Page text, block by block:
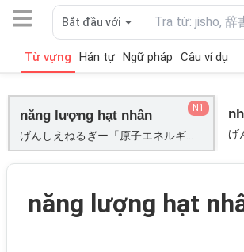
Bắt đầu với
Từ vựng Hán tự Ngữ pháp Câu ví dụ
năng lượng hạt nhân N1
năng lượng hạt